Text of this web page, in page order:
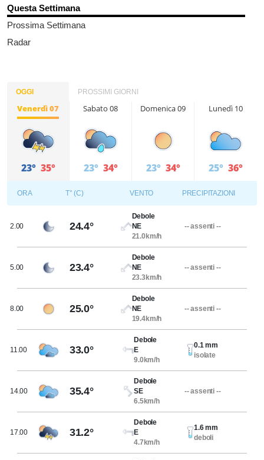
Questa Settimana
Prossima Settimana
Radar
OGGI PROSSIMI GIORNI
Venerdì 07
23° 35°
Sabato 08
23° 34°
Domenica 09
23° 34°
Lunedì 10
25° 36°
ORA T° (C) VENTO PRECIPITAZIONI
2.00 24.4°
Debole
NE
21.0km/h
-- assenti --
5.00 23.4°
Debole
NE
23.3km/h
-- assenti --
8.00 25.0°
Debole
NE
19.4km/h
-- assenti --
11.00 33.0°
Debole
E
9.0km/h
0.1 mm
isolate
14.00 35.4°
Debole
SE
6.5km/h
-- assenti --
17.00 31.2°
Debole
E
4.7km/h
1.6 mm
deboli